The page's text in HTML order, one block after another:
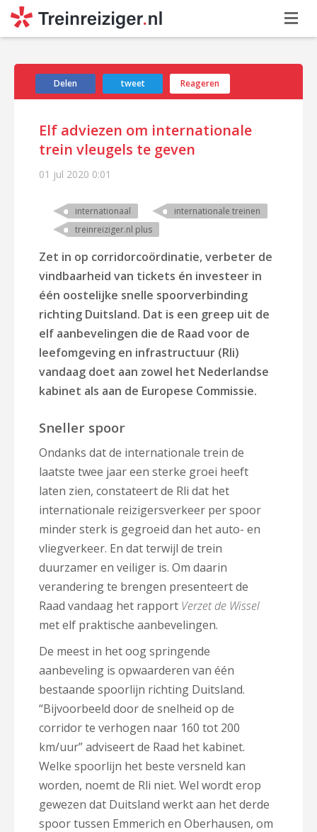
Delen tweet Reageren
Elf adviezen om internationale
trein vleugels te geven
01 jul 2020 0:01
internationaal
internationale treinen
treinreiziger.nl plus
Zet in op corridorcoördinatie, verbeter de
vindbaarheid van tickets én investeer in
één oostelijke snelle spoorverbinding
richting Duitsland. Dat is een greep uit de
elf aanbevelingen die de Raad voor de
leefomgeving en infrastructuur (Rli)
vandaag doet aan zowel het Nederlandse
kabinet als aan de Europese Commissie.
Sneller spoor
Ondanks dat de internationale trein de
laatste twee jaar een sterke groei heeft
laten zien, constateert de Rli dat het
internationale reizigersverkeer per spoor
minder sterk is gegroeid dan het auto- en
vliegverkeer. En dat terwijl de trein
duurzamer en veiliger is. Om daarin
verandering te brengen presenteert de
Raad vandaag het rapport Verzet de Wissel
met elf praktische aanbevelingen.
De meest in het oog springende
aanbeveling is opwaarderen van één
bestaande spoorlijn richting Duitsland.
“Bijvoorbeeld door de snelheid op de
corridor te verhogen naar 160 tot 200
km/uur” adviseert de Raad het kabinet.
Welke spoorlijn het beste versneld kan
worden, noemt de Rli niet. Wel wordt erop
gewezen dat Duitsland werkt aan het derde
spoor tussen Emmerich en Oberhausen, om